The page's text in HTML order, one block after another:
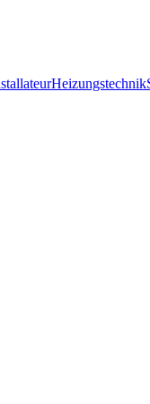
Heizungstechnik